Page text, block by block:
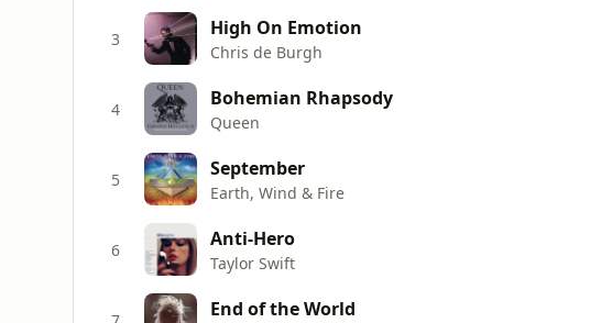
3 High On Emotion
Chris de Burgh
4 Bohemian Rhapsody
Queen
5 September
Earth, Wind & Fire
6 Anti-Hero
Taylor Swift
End of the World